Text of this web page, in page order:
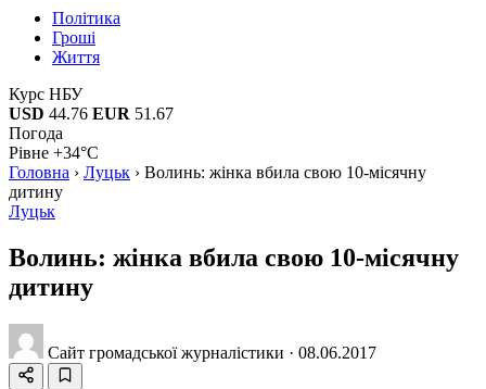
Політика
Гроші
Життя
Курс НБУ
USD 44.76 EUR 51.67
Погода
Рівне +34°C
Головна › Луцьк › Волинь: жінка вбила свою 10-місячну
дитину
Луцьк
Волинь: жінка вбила свою 10-місячну
дитину
Сайт громадської журналістики · 08.06.2017